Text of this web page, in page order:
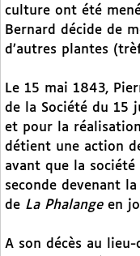
culture ont été
Bernard décide de
d’autres plantes
Le 15 mai 1843,
de la Société du 15
et pour la
détient une action
avant que la
seconde devenant
de La Phalangeen
A son décès au